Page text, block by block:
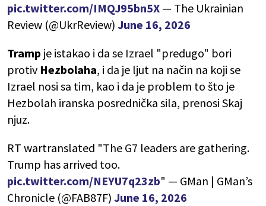
pic.twitter.com/IMQJ95bn5X — The Ukrainian
Review (@UkrReview) June 16, 2026
Tramp je istakao i da se Izrael "predugo" bori
protiv Hezbolaha, i da je ljut na način na koji se
Izrael nosi sa tim, kao i da je problem to što je
Hezbolah iranska posrednička sila, prenosi Skaj
njuz.
RT wartranslated "The G7 leaders are gathering.
Trump has arrived too.
pic.twitter.com/NEYU7q23zb" — GMan | GMan’s
Chronicle (@FAB87F) June 16, 2026